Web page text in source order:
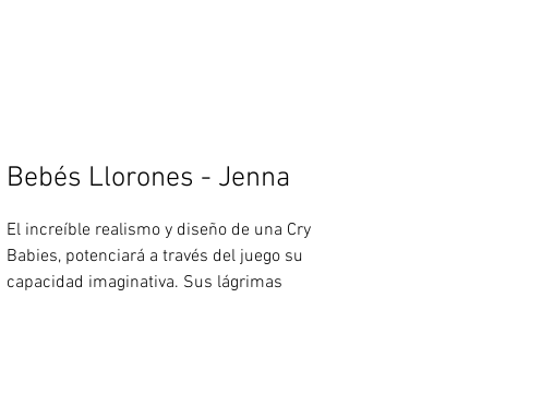
Bebés Llorones - Jenna
El increíble realismo y diseño de una Cry
Babies, potenciará a través del juego su
capacidad imaginativa. Sus lágrimas